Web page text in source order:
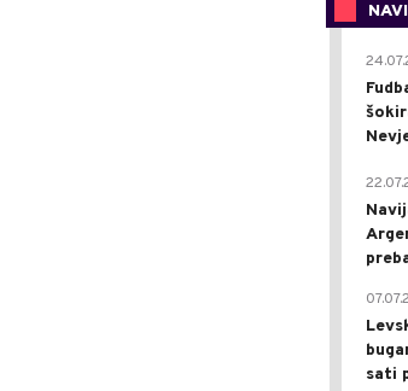
sati